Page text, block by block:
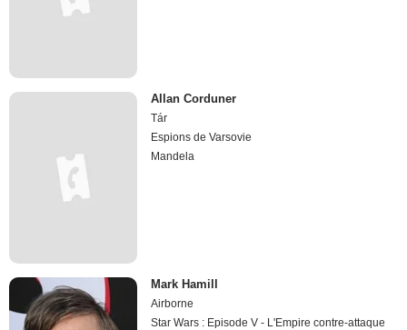
Allan Corduner
Tár
Espions de Varsovie
Mandela
Mark Hamill
Airborne
Star Wars : Episode V - L'Empire contre-attaque